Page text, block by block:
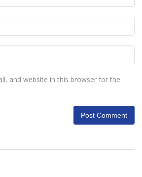
and website in this browser for the